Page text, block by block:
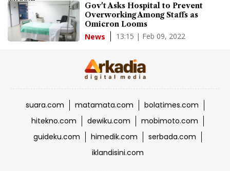
Gov't Asks Hospital to Prevent
Overworking Among Staffs as
Omicron Looms
News 13:15 | Feb 09, 2022
suara.com matamata.com
bolatimes.com
hitekno.com
dewiku.com
mobimoto.com
guideku.com
himedik.com
serbada.com
iklandisini.com